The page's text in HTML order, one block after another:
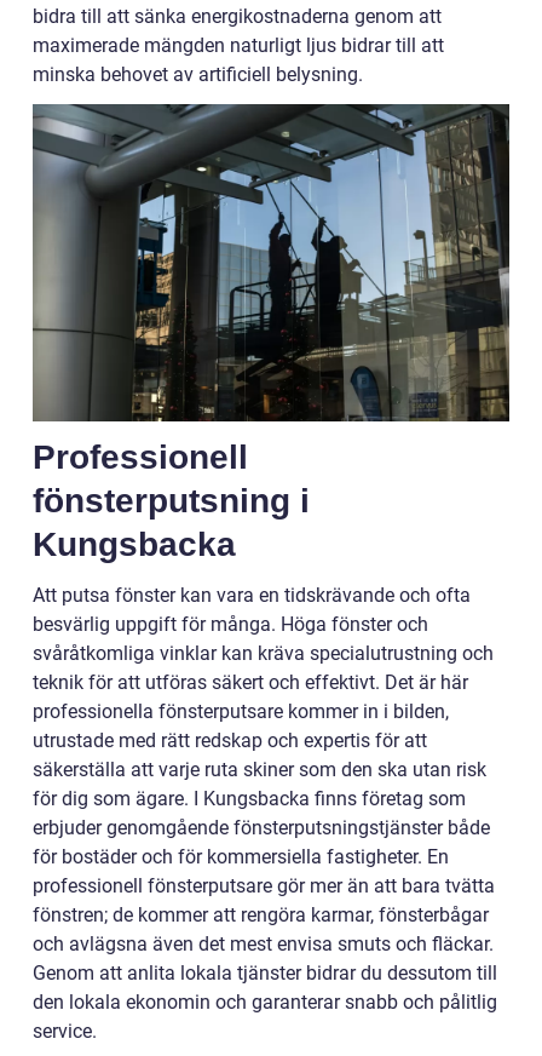
bidra till att sänka energikostnaderna genom att
maximerade mängden naturligt ljus bidrar till att
minska behovet av artificiell belysning.
Professionell
fönsterputsning i
Kungsbacka
Att putsa fönster kan vara en tidskrävande och ofta
besvärlig uppgift för många. Höga fönster och
svåråtkomliga vinklar kan kräva specialutrustning och
teknik för att utföras säkert och effektivt. Det är här
professionella fönsterputsare kommer in i bilden,
utrustade med rätt redskap och expertis för att
säkerställa att varje ruta skiner som den ska utan risk
för dig som ägare. I Kungsbacka finns företag som
erbjuder genomgående fönsterputsningstjänster både
för bostäder och för kommersiella fastigheter. En
professionell fönsterputsare gör mer än att bara tvätta
fönstren; de kommer att rengöra karmar, fönsterbågar
och avlägsna även det mest envisa smuts och fläckar.
Genom att anlita lokala tjänster bidrar du dessutom till
den lokala ekonomin och garanterar snabb och pålitlig
service.